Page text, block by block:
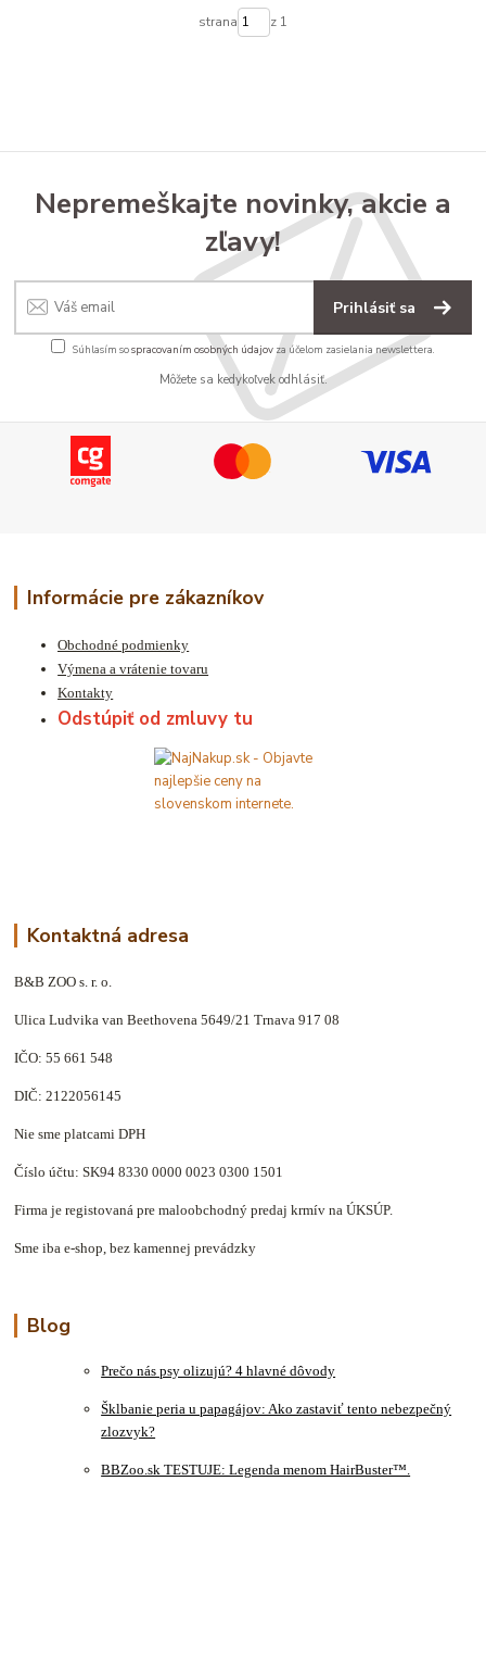
strana z 1
Nepremeškajte novinky, akcie a
zľavy!
Prihlásiť sa
Súhlasím sospracovaním osobných údajov za účelom zasielania newslettera.
Môžete sa kedykoľvek odhlásiť.
Informácie pre zákazníkov
Obchodné podmienky
Výmena a vrátenie tovaru
Kontakty
Odstúpiť od zmluvy tu
Kontaktná adresa
B&B ZOO s. r. o.
Ulica Ludvika van Beethovena 5649/21 Trnava 917 08
IČO: 55 661 548
DIČ: 2122056145
Nie sme platcami DPH
Číslo účtu: SK94 8330 0000 0023 0300 1501
Firma je registovaná pre maloobchodný predaj krmív na ÚKSÚP.
Sme iba e-shop, bez kamennej prevádzky
Blog
Prečo nás psy olizujú? 4 hlavné dôvody
Šklbanie peria u papagájov: Ako zastaviť tento nebezpečný
zlozvyk?
BBZoo.sk TESTUJE: Legenda menom HairBuster™.